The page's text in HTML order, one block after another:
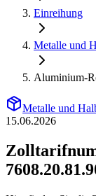
Einreihung
Metalle und
Aluminium-
Metalle und
15.06.2026